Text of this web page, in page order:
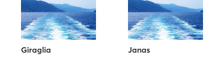
Giraglia Janas